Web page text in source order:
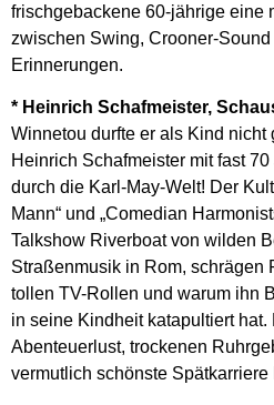
frischgebackene 60-jährige eine
zwischen Swing, Crooner-
Erinnerungen.
* Heinrich Schafmeister,
Winnetou durfte er als Kind nicht
Heinrich Schafmeister mit fast
durch die Karl-May-Welt! Der
Mann“ und „Comedian
Talkshow Riverboat von wilden
Straßenmusik in Rom, schrägen
tollen TV-Rollen und warum ihn
in seine Kindheit katapultiert hat.
Abenteuerlust, trockenen
vermutlich schönste Spätkarriere